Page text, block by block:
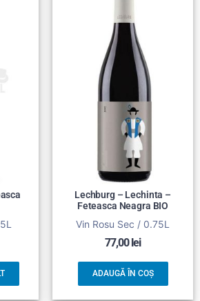
Lechburg – Lechinta –
Feteasca Neagra BIO
Vin Rosu Sec / 0.75L
77,00 lei
ADAUGĂ ÎN COȘ